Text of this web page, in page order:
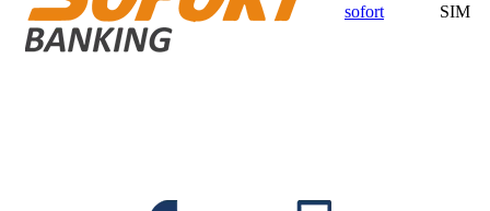
sofort SIM